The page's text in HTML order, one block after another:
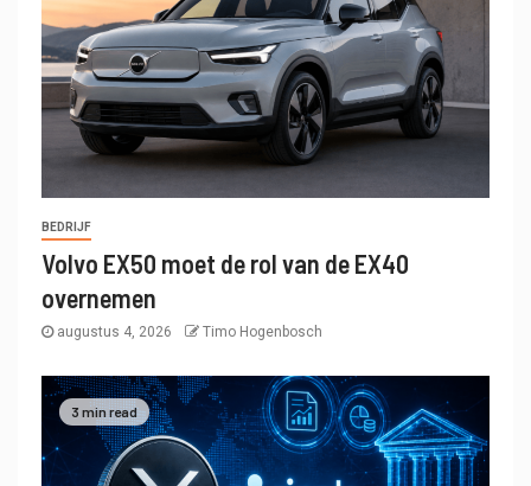
BEDRIJF
Volvo EX50 moet de rol van de EX40
overnemen
augustus 4, 2026 Timo Hogenbosch
3 min read